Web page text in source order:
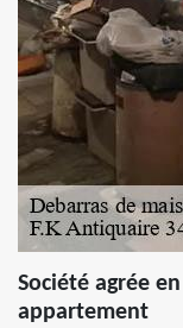
Société agrée
appartement